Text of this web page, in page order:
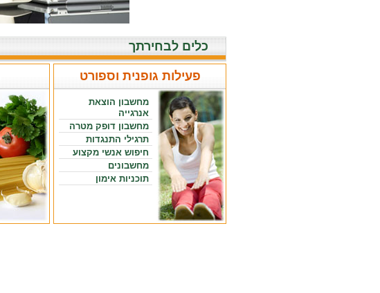
כלים לבחירתך
פעילות גופנית וספורט
מחשבון הוצאת
אנרגייה
מחשבון דופק מטרה
תרגילי התנגדות
חיפוש אנשי מקצוע
מחשבונים
תוכניות אימון